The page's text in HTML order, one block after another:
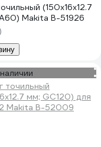
(150x16x12.7
Makita B-51926